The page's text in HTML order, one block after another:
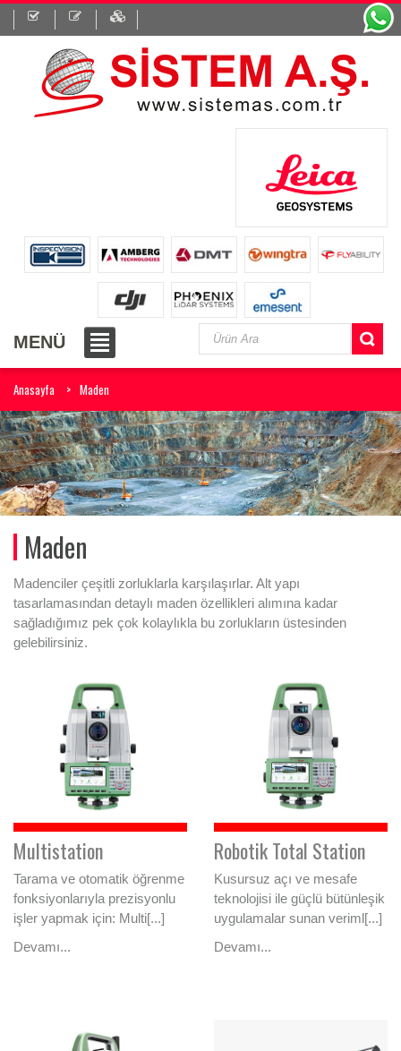
MENÜ
Anasayfa Maden
Maden
Madenciler çeşitli zorluklarla karşılaşırlar. Alt yapı
tasarlamasından detaylı maden özellikleri alımına kadar
sağladığımız pek çok kolaylıkla bu zorlukların üstesinden
gelebilirsiniz.
Multistation
Tarama ve otomatik öğrenme
fonksiyonlarıyla prezisyonlu
işler yapmak için: Multi[...]
Devamı...
Robotik Total Station
Kusursuz açı ve mesafe
teknolojisi ile güçlü bütünleşik
uygulamalar sunan veriml[...]
Devamı...